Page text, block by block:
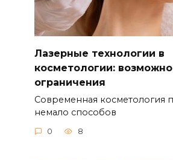
Лазерные технологии в
косметологии:
ограничения
Современная косметология
немало способов
0 8